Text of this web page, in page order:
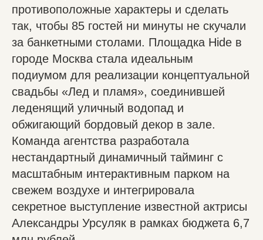
противоположные характеры и сделать
так, чтобы 85 гостей ни минуты не скучали
за банкетными столами. Площадка Hide в
городе Москва стала идеальным
подиумом для реализации концептуальной
свадьбы «Лед и пламя», соединившей
леденящий уличный водопад и
обжигающий бордовый декор в зале.
Команда агентства разработала
нестандартный динамичный тайминг с
масштабным интерактивным парком на
свежем воздухе и интегрировала
секретное выступление известной актрисы
Александры Урсуляк в рамках бюджета 6,7